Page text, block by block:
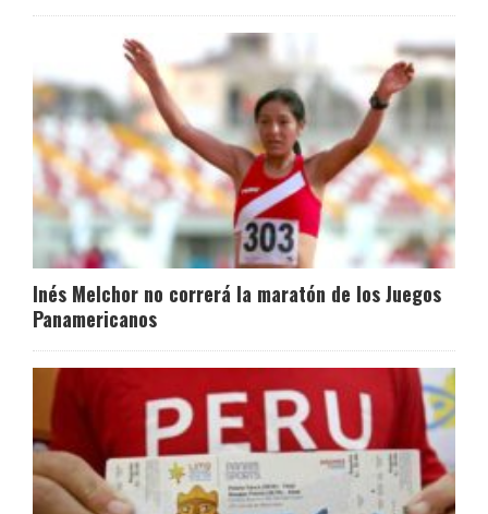
Inés Melchor no correrá la maratón de los Juegos
Panamericanos